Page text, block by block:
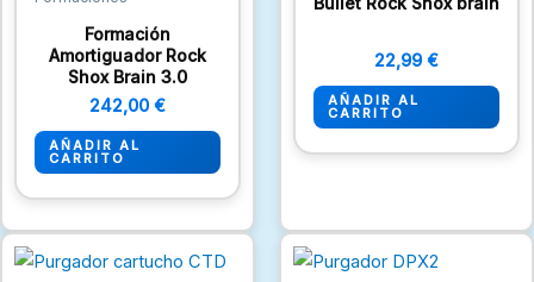
Formación
Amortiguador Rock
Shox Brain 3.0
242,00 €
AÑADIR AL
CARRITO
22,99 €
AÑADIR AL
CARRITO